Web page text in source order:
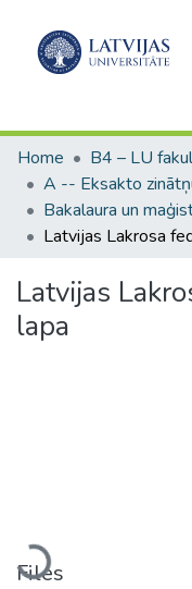
Home
Latvijas
lapa
Loading...
Files